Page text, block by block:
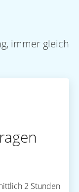
immer gleich
2 Stunden